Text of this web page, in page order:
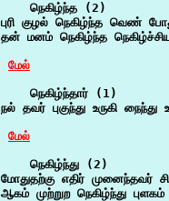
    நெகிழ்ந்த (2)
புரி குழல் நெகிழ்ந்த வெண்
தன் மனம் நெகிழ்ந்த
மேல்
    நெகிழ்ந்தார் (1)
நல் தவர் புகுந்து உருகி
மேல்
    நெகிழ்ந்து (2)
மோதுதற்கு எதிர் முனைந்தவர்
ஆகம் முற்றுற நெகிழ்ந்து